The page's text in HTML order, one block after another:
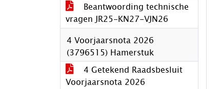
Beantwoording technische
vragen JR25-KN27-VJN26
4 Voorjaarsnota 2026
(3796515) Hamerstuk
4 Getekend Raadsbesluit
Voorjaarsnota 2026